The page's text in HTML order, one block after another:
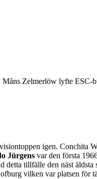
Zelmerlöw lyfte
igen. Conchita
Jürgens var den första
detta tillfälle den näst
vilken var platsen